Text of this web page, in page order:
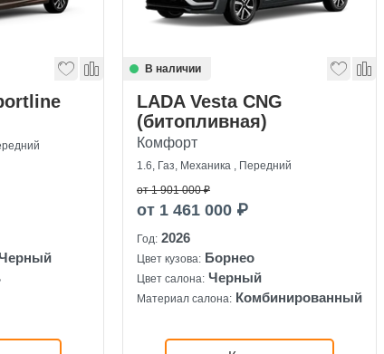
В наличии
LADA Vesta CNG
(битопливная)
Комфорт
1.6, Газ, Механика , Передний
от 1 901 000 ₽
от 1 461 000 ₽
Год: 2026
Цвет кузова: Борнео
Цвет салона: Черный
Материал салона: Комбинированный